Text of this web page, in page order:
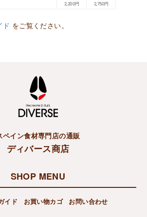
2,200円 2,750円
ド をご覧ください。
ペイン食材専門店の通販
ディバース商店
SHOP MENU
イド お買い物カゴ お問い合わせ